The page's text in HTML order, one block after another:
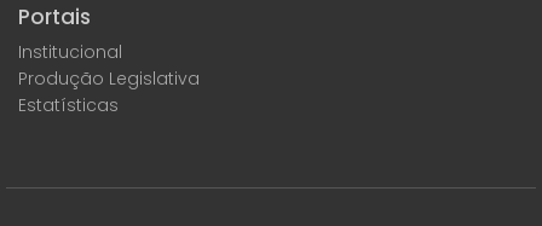
Portais
Institucional
Produção Legislativa
Estatísticas